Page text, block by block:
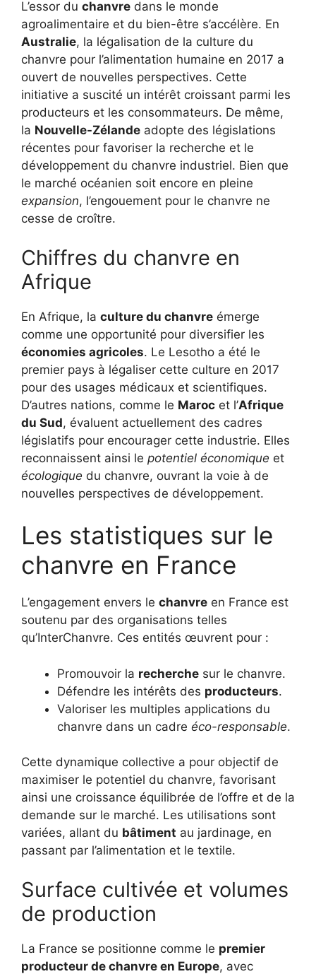
L’essor du chanvre dans le monde
agroalimentaire et du bien-être s’accélère. En
Australie, la légalisation de la culture du
chanvre pour l’alimentation humaine en 2017 a
ouvert de nouvelles perspectives. Cette
initiative a suscité un intérêt croissant parmi les
producteurs et les consommateurs. De même,
la Nouvelle-Zélande adopte des législations
récentes pour favoriser la recherche et le
développement du chanvre industriel. Bien que
le marché océanien soit encore en pleine
expansion, l’engouement pour le chanvre ne
cesse de croître.
Chiffres du chanvre en
Afrique
En Afrique, la culture du chanvre émerge
comme une opportunité pour diversifier les
économies agricoles. Le Lesotho a été le
premier pays à légaliser cette culture en 2017
pour des usages médicaux et scientifiques.
D’autres nations, comme le Maroc et l’Afrique
du Sud, évaluent actuellement des cadres
législatifs pour encourager cette industrie. Elles
reconnaissent ainsi le potentiel économique et
écologique du chanvre, ouvrant la voie à de
nouvelles perspectives de développement.
Les statistiques sur le
chanvre en France
L’engagement envers le chanvre en France est
soutenu par des organisations telles
qu’InterChanvre. Ces entités œuvrent pour :
Promouvoir la recherche sur le chanvre.
Défendre les intérêts des producteurs.
Valoriser les multiples applications du
chanvre dans un cadre éco-responsable.
Cette dynamique collective a pour objectif de
maximiser le potentiel du chanvre, favorisant
ainsi une croissance équilibrée de l’offre et de la
demande sur le marché. Les utilisations sont
variées, allant du bâtiment au jardinage, en
passant par l’alimentation et le textile.
Surface cultivée et volumes
de production
La France se positionne comme le premier
producteur de chanvre en Europe, avec